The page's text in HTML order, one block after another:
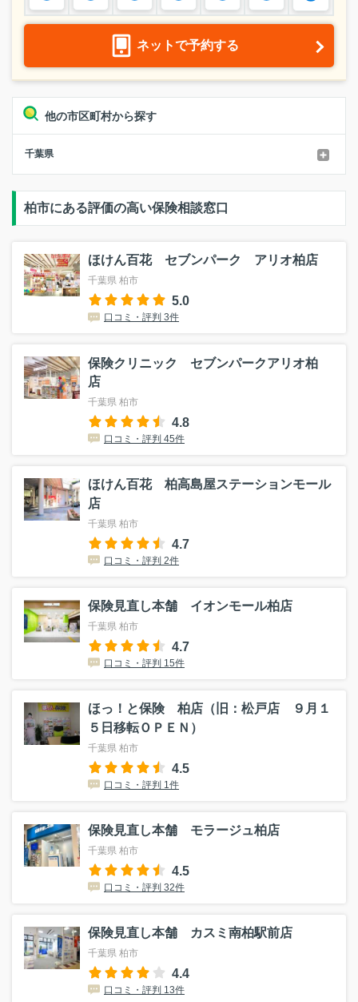
ネットで予約する
他の市区町村から探す
千葉県
柏市にある評価の高い保険相談窓口
ほけん百花 セブンパーク アリオ柏店
千葉県 柏市
5.0
口コミ・評判 3件
保険クリニック セブンパークアリオ柏
店
千葉県 柏市
4.8
口コミ・評判 45件
ほけん百花 柏高島屋ステーションモール
店
千葉県 柏市
4.7
口コミ・評判 2件
保険見直し本舗 イオンモール柏店
千葉県 柏市
4.7
口コミ・評判 15件
ほっ！と保険 柏店（旧：松戸店 ９月１
５日移転ＯＰＥＮ）
千葉県 柏市
4.5
口コミ・評判 1件
保険見直し本舗 モラージュ柏店
千葉県 柏市
4.5
口コミ・評判 32件
保険見直し本舗 カスミ南柏駅前店
千葉県 柏市
4.4
口コミ・評判 13件